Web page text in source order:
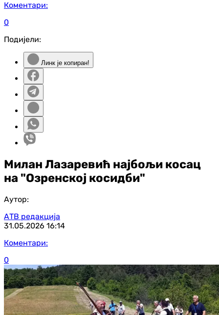
Коментари:
0
Подијели:
Линк је копиран!
Милан Лазаревић најбољи косац
на "Озренској косидби"
Аутор:
АТВ редакција
31.05.2026 16:14
Коментари:
0